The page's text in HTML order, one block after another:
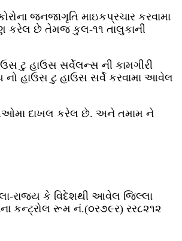
જનજાગૃતિ માઇકપ્રચાર કરવામા
કરેલ છે તેમજ કુલ-૧૧ તાલુકાની
ટુ હાઉસ સર્વેલન્‍સ ની કામગીરી
નો હાઉસ ટુ હાઉસ સર્વે કરવામા આવેલ
દાખલ કરેલ છે. અને તમામ ને
રાજય કે વિદેશથી આવેલ જિલ્‍લા
કન્‍ટ્રોલ રૂમ નં.(૦ર૭૯ર) રર૮૨૧૨